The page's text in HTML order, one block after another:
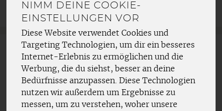
NIMM DEINE COOKIE-
EINSTELLUNGEN VOR
Diese Website verwendet Cookies und
Targeting Technologien, um dir ein besseres
Internet-Erlebnis zu ermöglichen und die
Werbung, die du siehst, besser an deine
Bedürfnisse anzupassen. Diese Technologien
nutzen wir außerdem um Ergebnisse zu
messen, um zu verstehen, woher unsere